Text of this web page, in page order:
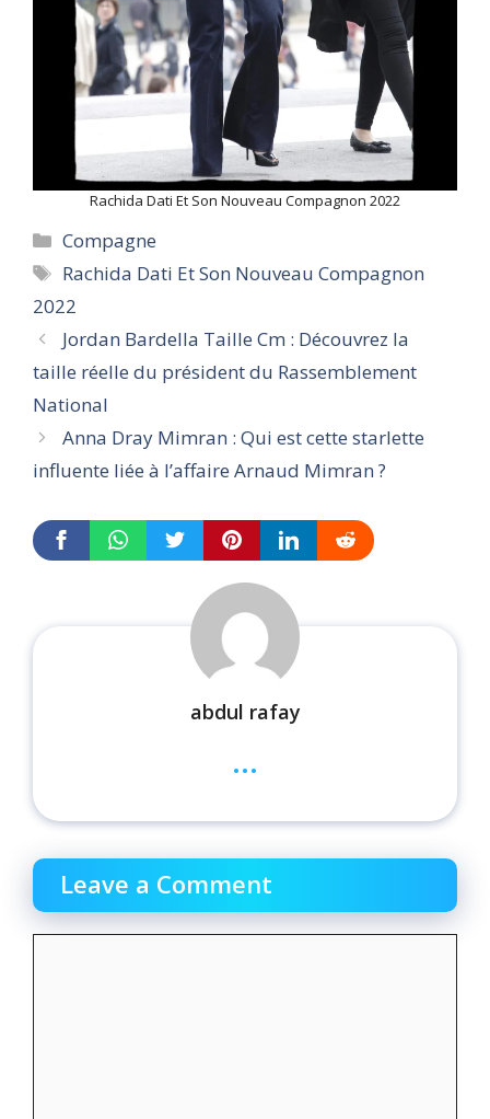
Rachida Dati Et Son Nouveau Compagnon 2022
Categories
Compagne
Tags
Rachida Dati Et Son Nouveau Compagnon
2022
Jordan Bardella Taille Cm : Découvrez la
taille réelle du président du Rassemblement
National
Anna Dray Mimran : Qui est cette starlette
influente liée à l’affaire Arnaud Mimran ?
abdul rafay
...
Leave a Comment